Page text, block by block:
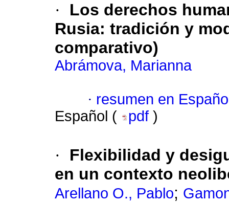
·
Los derechos
Rusia: tradición y
comparativo)
Abrámova, Marianna
· resumen en
Español (
pdf )
·
Flexibilidad y
en un contexto
Arellano O., Pablo;